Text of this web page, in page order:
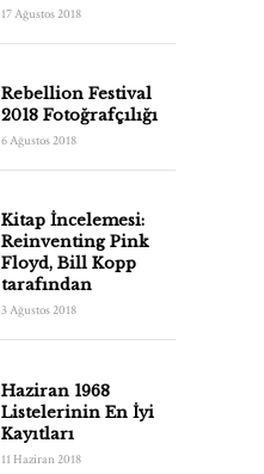
17 Ağustos 2018
Rebellion Festival
2018 Fotoğrafçılığı
6 Ağustos 2018
Kitap İncelemesi:
Reinventing Pink
Floyd, Bill Kopp
tarafından
3 Ağustos 2018
Haziran 1968
Listelerinin En İyi
Kayıtları
11 Haziran 2018